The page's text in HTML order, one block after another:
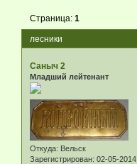
лесники
Страница:1
Саныч 2
Младший лейтенант
Откуда: Вельск
Зарегистрирован: 02-05-2014